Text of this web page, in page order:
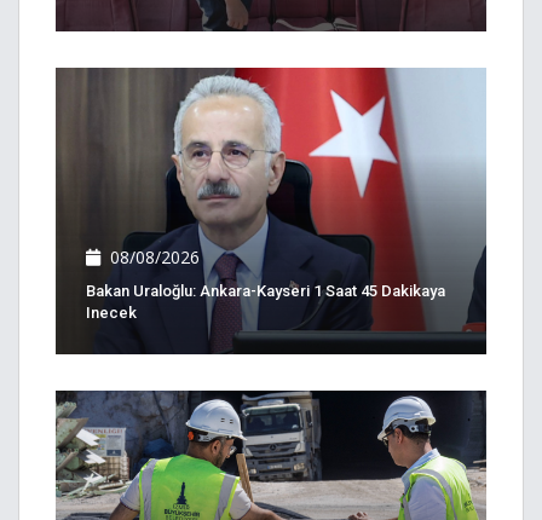
08/08/2026
Bakan Uraloğlu: Ankara-Kayseri 1 Saat 45 Dakikaya
Inecek